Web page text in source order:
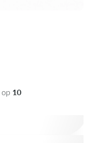
op 10